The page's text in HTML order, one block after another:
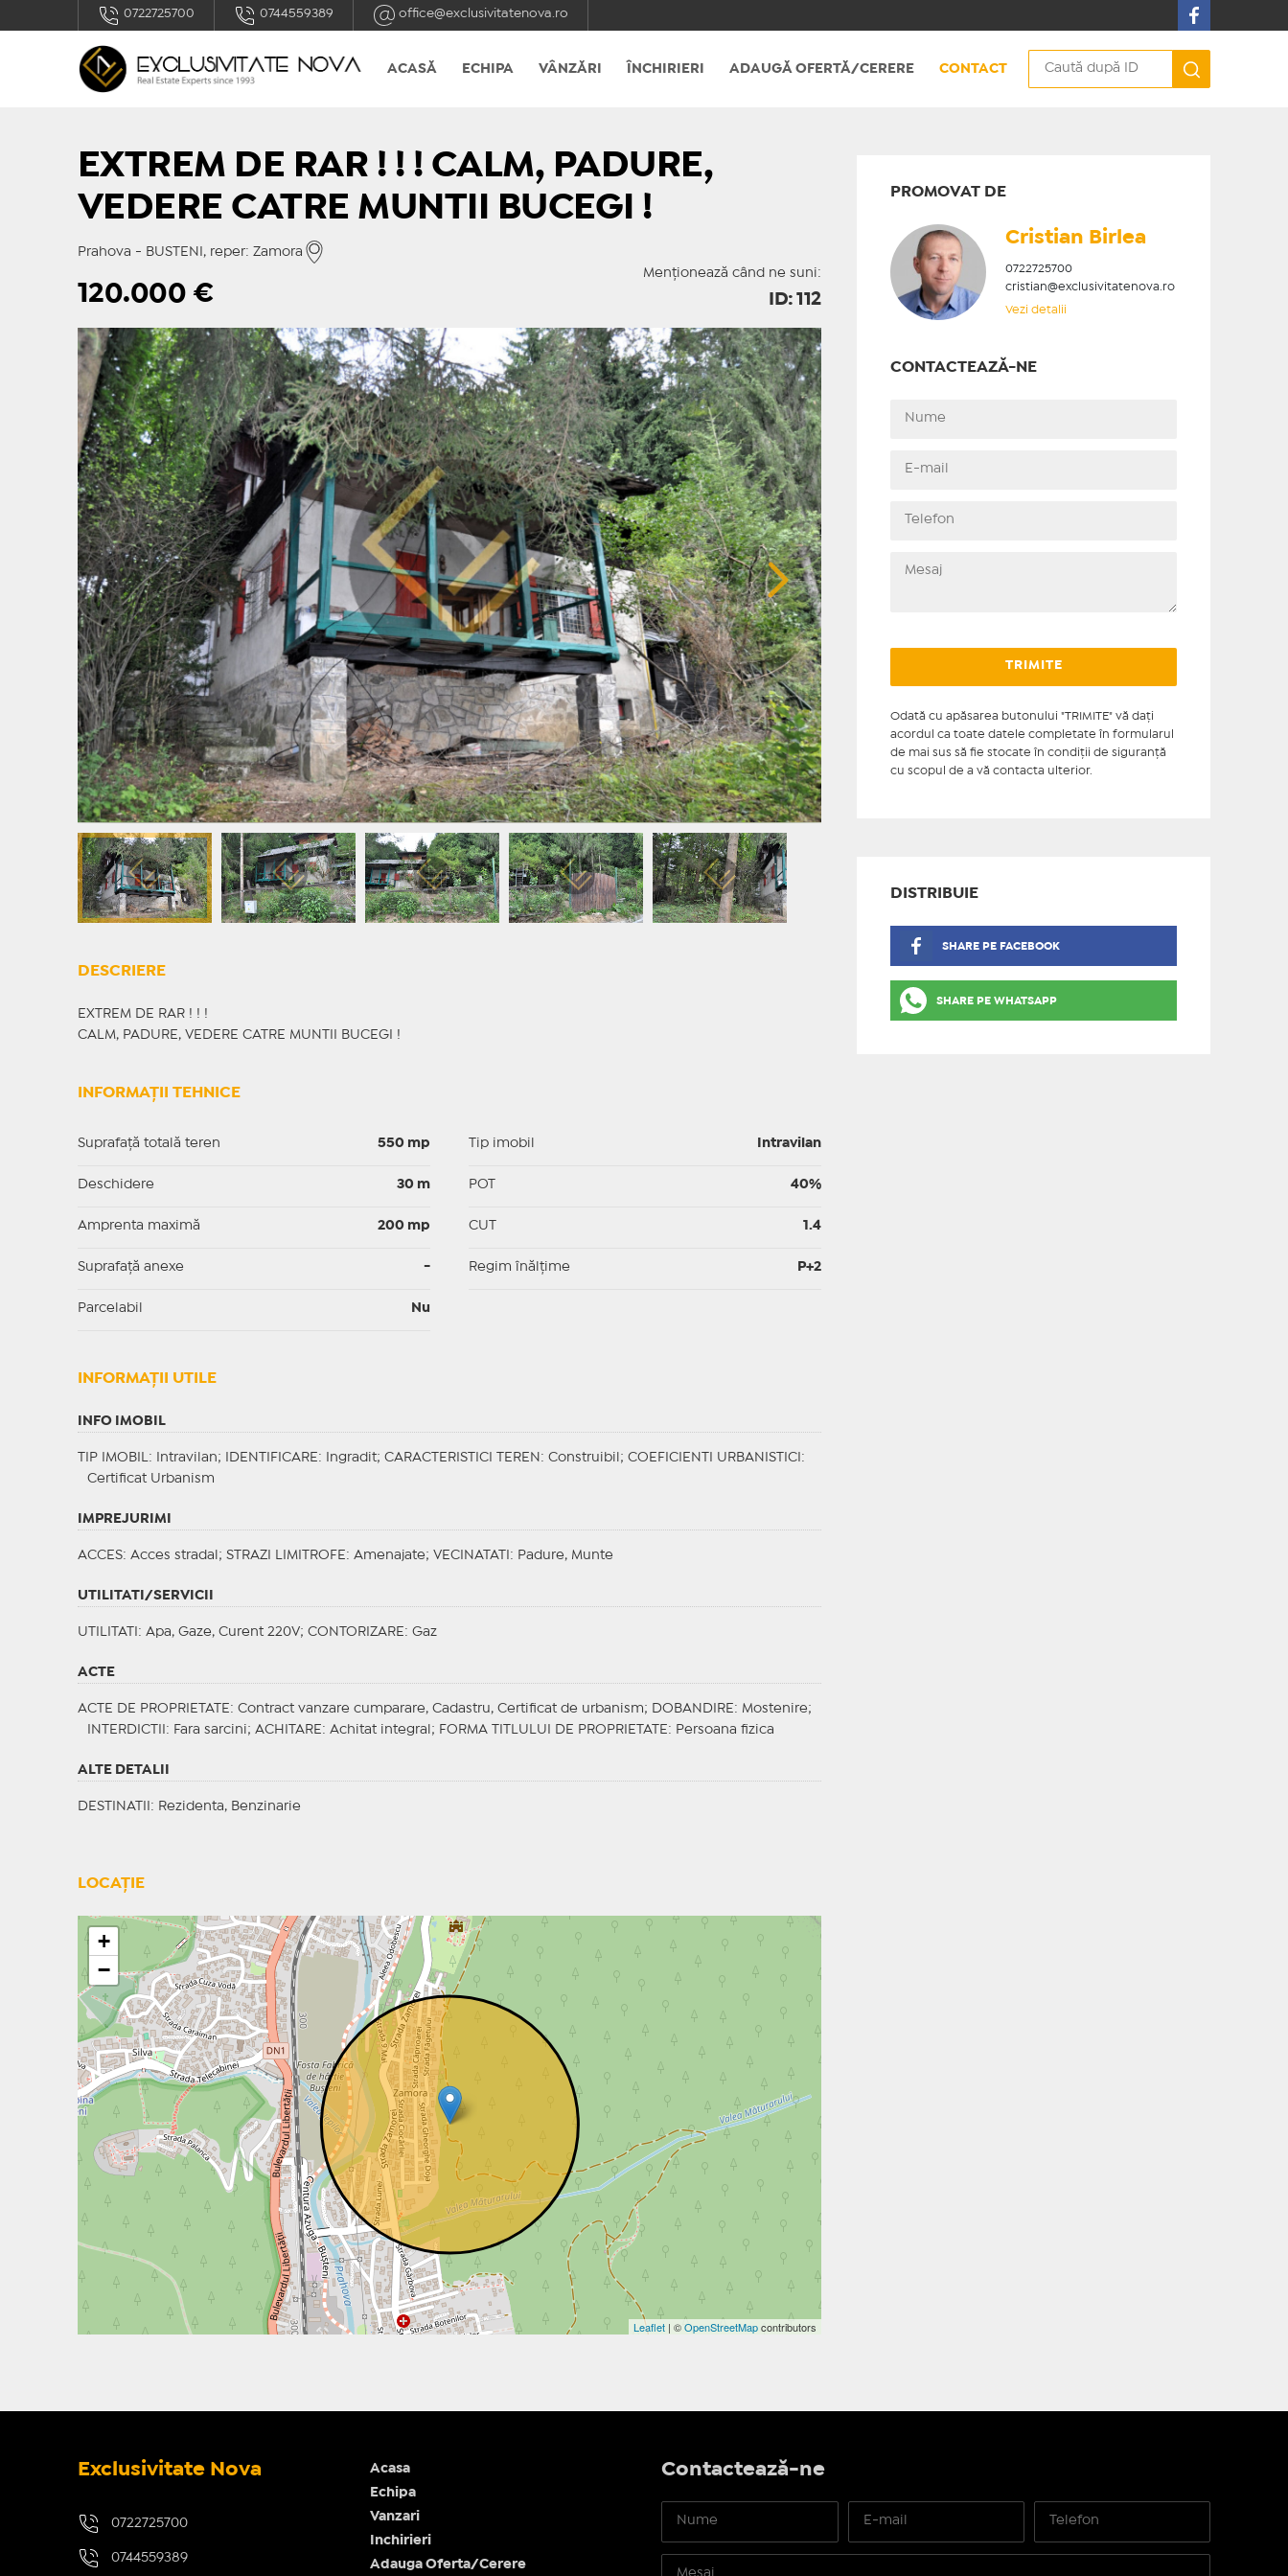
0722725700 0744559389 office@exclusivitatenova.ro
ACASĂ ECHIPA VÂNZĂRI ÎNCHIRIERI ADAUGĂ OFERTĂ/CERERE CONTACT
EXTREM DE RAR ! ! ! CALM, PADURE,
VEDERE CATRE MUNTII BUCEGI !
Prahova - BUSTENI, reper: Zamora
Menționează când ne suni:
120.000 € ID: 112
DESCRIERE
EXTREM DE RAR ! ! !
CALM, PADURE, VEDERE CATRE MUNTII BUCEGI !
INFORMAȚII TEHNICE
Suprafață totală teren 550 mp
Deschidere 30 m
Amprenta maximă 200 mp
Suprafață anexe -
Parcelabil Nu
Tip imobil Intravilan
POT 40%
CUT 1.4
Regim înălțime P+2
INFORMAŢII UTILE
INFO IMOBIL
TIP IMOBIL : Intravilan; IDENTIFICARE : Ingradit; CARACTERISTICI TEREN : Construibil; COEFICIENTI URBANISTICI :
Certificat Urbanism
IMPREJURIMI
ACCES: Acces stradal; STRAZI LIMITROFE : Amenajate; VECINATATI : Padure, Munte
UTILITATI/SERVICII
UTILITATI : Apa, Gaze, Curent 220V; CONTORIZARE : Gaz
ACTE
ACTE DE PROPRIETATE : Contract vanzare cumparare, Cadastru, Certificat de urbanism; DOBANDIRE : Mostenire;
INTERDICTII
: Fara sarcini; ACHITARE : Achitat integral; FORMA TITLULUI DE PROPRIETATE : Persoana fizica
ALTE DETALII
DESTINATII : Rezidenta, Benzinarie
LOCAȚIE
+
−
Leaflet| ©OpenStreetMapcontributors
PROMOVAT DE
Cristian ​Birlea
0722725700
cristian@exclusivitatenova.ro
Vezi detalii
CONTACTEAZĂ-NE
Odată cu apăsarea butonului "TRIMITE" vă daţi
acordul ca toate datele completate în formularul
de mai sus să fie stocate în condiţii de siguranţă
cu scopul de a vă contacta ulterior.
DISTRIBUIE
SHARE PE FACEBOOK
SHARE PE WHATSAPP
Exclusivitate Nova
0722725700
0744559389
Acasa
Echipa
Vanzari
Inchirieri
Adauga Oferta/Cerere
Contactează-ne